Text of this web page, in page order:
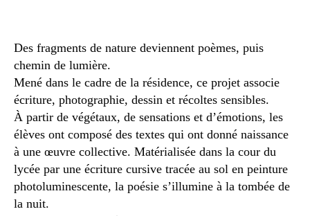
Des fragments de nature deviennent poèmes, puis
chemin de lumière.
Mené dans le cadre de la résidence, ce projet associe
écriture, photographie, dessin et récoltes sensibles.
À partir de végétaux, de sensations et d’émotions, les
élèves ont composé des textes qui ont donné naissance
à une œuvre collective. Matérialisée dans la cour du
lycée par une écriture cursive tracée au sol en peinture
photoluminescente, la poésie s’illumine à la tombée de
la nuit.